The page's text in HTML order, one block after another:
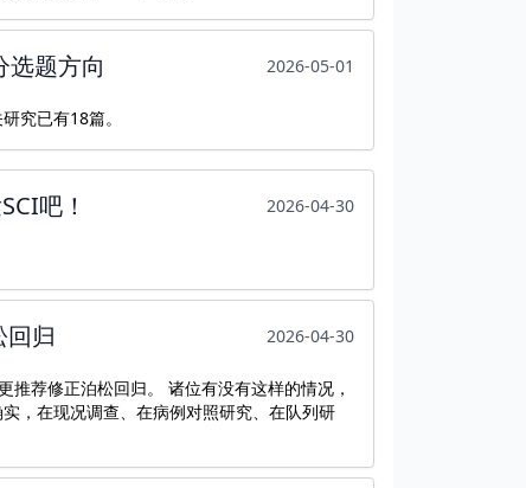
选题方向
2026-05-01
究已有18篇。
吧！
2026-04-30
归
2026-04-30
诸位有没有这样的情况，
，在现况调查、在病例对照研究、在队列研